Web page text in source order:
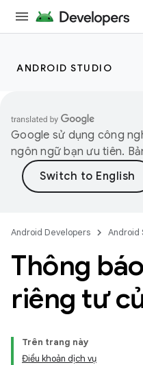
ANDROID STUDIO
Google sử dụng công
ngôn ngữ bạn ưu tiên.
Android Developers Android
Thông
riêng tư
Trên trang này
Điều khoản dịch vụ